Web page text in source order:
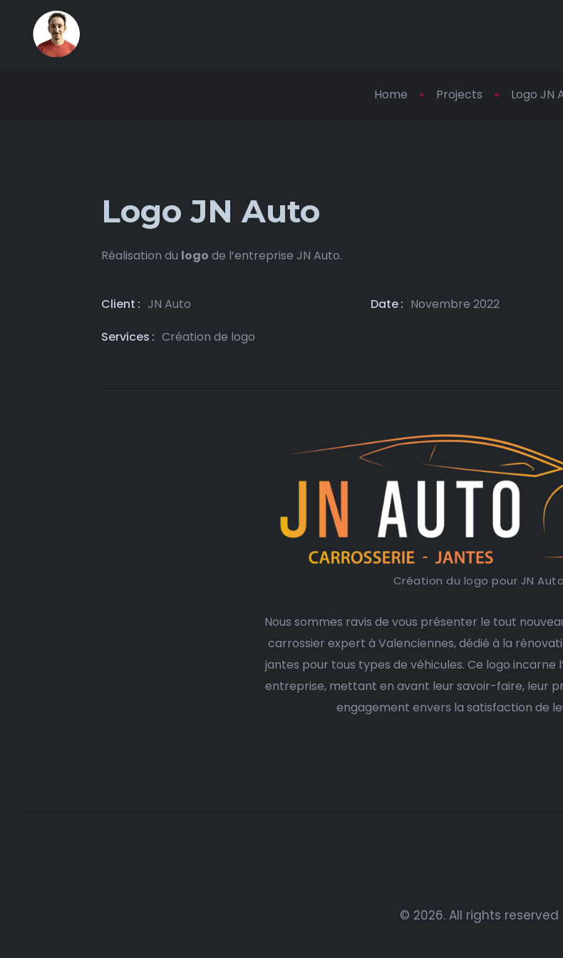
Home Projects Logo JN
Logo JN Auto
Réalisation du logo de l’entreprise JN Auto.
Client JN Auto Date
Novembre 2022
Services
Création de logo
Création du logo pour JN Auto
Nous sommes ravis de vous présenter le tout
carrossier expert à Valenciennes, dédié à la
jantes pour tous types de véhicules. Ce logo incarne
entreprise, mettant en avant leur savoir-faire, leur
engagement envers la satisfaction de
© 2026. All rights reserved